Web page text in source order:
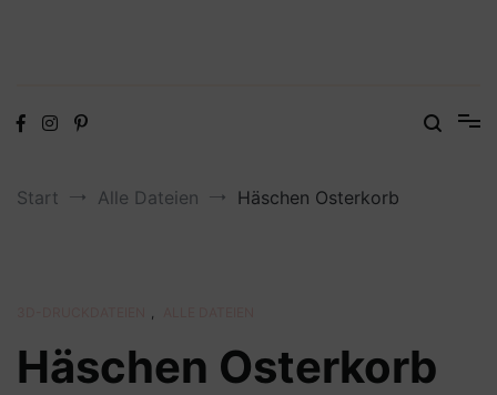
Start Alle Dateien Häschen Osterkorb
,
Häschen Osterkorb